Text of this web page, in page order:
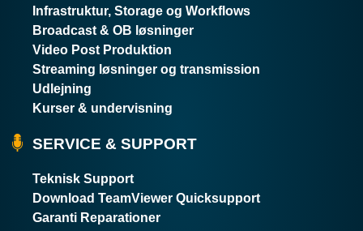
Infrastruktur, Storage og Workflows
Broadcast & OB løsninger
Video Post Produktion
Streaming løsninger og transmission
Udlejning
Kurser & undervisning
SERVICE & SUPPORT
Teknisk Support
Download TeamViewer Quicksupport
Garanti Reparationer